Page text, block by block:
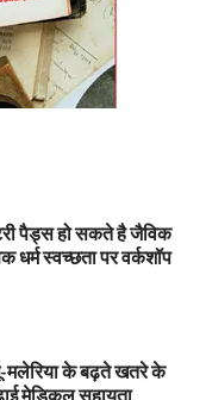
पैड्स हो सकते है जैविक
धर्म स्वच्छता पर वर्कशॉप
मलेरिया के बढ़ते खतरे के
मेडिकल सहायता